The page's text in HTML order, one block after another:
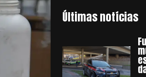
Últimas notícias